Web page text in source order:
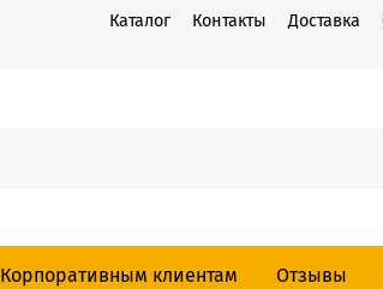
Каталог Контакты Доставка
Корпоративным клиентам Отзывы